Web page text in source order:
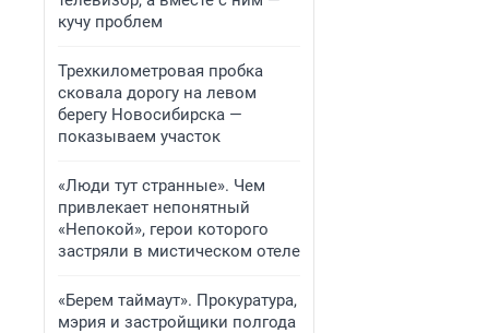
кучу проблем
Трехкилометровая пробка
сковала дорогу на левом
берегу Новосибирска —
показываем участок
«Люди тут странные». Чем
привлекает непонятный
«Непокой», герои которого
застряли в мистическом отеле
«Берем таймаут». Прокуратура,
мэрия и застройщики полгода